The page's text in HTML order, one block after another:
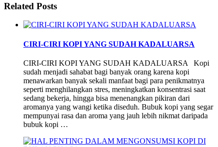
Related Posts
CIRI-CIRI KOPI YANG SUDAH KADALUARSA
CIRI-CIRI KOPI YANG SUDAH KADALUARSA Kopi
sudah menjadi sahabat bagi banyak orang karena kopi
menawarkan banyak sekali manfaat bagi para penikmatnya
seperti menghilangkan stres, meningkatkan konsentrasi saat
sedang bekerja, hingga bisa menenangkan pikiran dari
aromanya yang wangi ketika diseduh. Bubuk kopi yang segar
mempunyai rasa dan aroma yang jauh lebih nikmat daripada
bubuk kopi …